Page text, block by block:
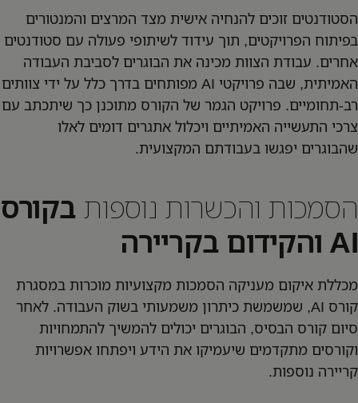
הסטודנטים זוכים להנחיה אישית מצד המרצים והמנטורים
בפיתוח הפרויקטים, תוך עידוד לשיתופי פעולה עם סטודנטים
אחרים. עבודת הצוות מכינה את הבוגרים לסביבת העבודה
האמיתית, שבה פרויקטי AI מפותחים בדרך כלל על ידי צוותים
רב-תחומיים. פרויקט הגמר של הקורס מתוכנן כך שיתכתב עם
צרכי התעשייה האמיתיים ויכלול אתגרים דומים לאלו
שהבוגרים יפגשו בעבודתם המקצועית.
הסמכות והכשרות נוספות בקורס
AI והקידום בקריירה
מכללת איקום מעניקה הסמכות מקצועיות מוכרות במסגרת
קורס AI, שמשמשת כיתרון משמעותי בשוק העבודה. לאחר
סיום קורס הבסיס, הבוגרים יכולים להמשיך להתמחויות
וקורסים מתקדמים שיעמיקו את הידע ויפתחו אפשרויות
קריירה נוספות.